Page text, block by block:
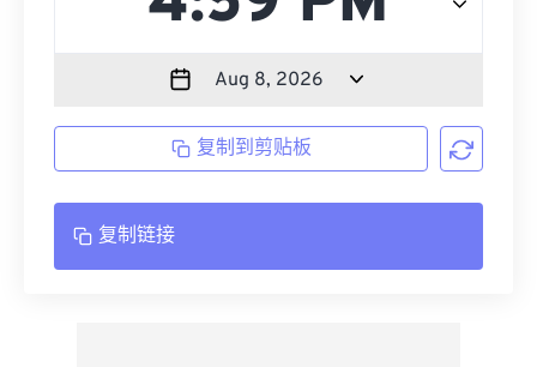
复制到剪贴板
复制链接